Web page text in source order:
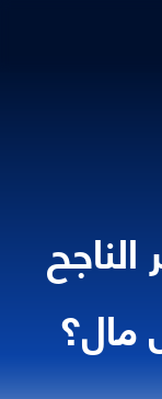
مال؟